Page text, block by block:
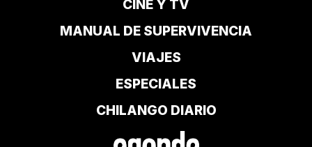
CINE Y TV
MANUAL DE SUPERVIVENCIA
VIAJES
ESPECIALES
CHILANGO DIARIO